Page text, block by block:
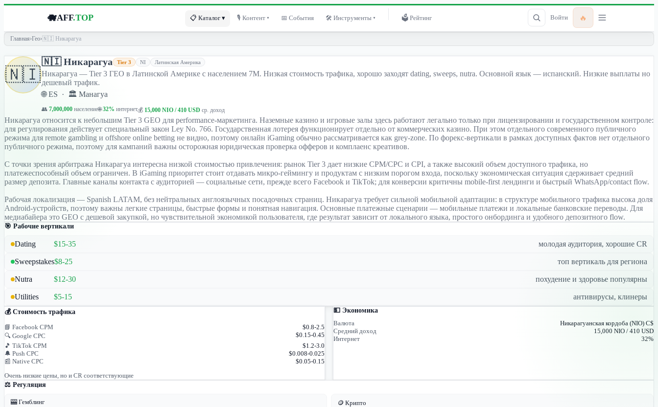
🐗AFF.TOP 📋 Каталог ▾ 🎙 Контент ▾ 📅 События 🛠 Инструменты ▾ 🗳 Рейтинг Войти 🔥
Главная›Гео›🇳🇮 Никарагуа
🇳🇮
🇳🇮 Никарагуа Tier 3 NI Латинская Америка
Никарагуа — Tier 3 ГЕО в Латинской Америке с населением 7М. Низкая стоимость трафика, хорошо заходят dating, sweeps, nutra. Основной язык — испанский. Низкие выплаты но
дешевый трафик.
🌐 ES · 🏛 Манагуа
👥 7,000,000 население🌐32% интернет💰 15,000 NIO / 410 USD ср. доход
Никарагуа относится к небольшим Tier 3 GEO для performance-маркетинга. Наземные казино и игровые залы здесь работают легально только при лицензировании и государственном контроле:
для регулирования действует специальный закон Ley No. 766. Государственная лотерея функционирует отдельно от коммерческих казино. При этом отдельного современного публичного
режима для remote gambling и offshore online betting не видно, поэтому онлайн iGaming обычно рассматривается как grey-zone. По форекс-вертикали в рамках доступных фактов нет отдельного
публичного режима, поэтому для кампаний важны осторожная юридическая проверка офферов и комплаенс креативов.
С точки зрения арбитража Никарагуа интересна низкой стоимостью привлечения: рынок Tier 3 дает низкие CPM/CPC и CPI, а также высокий объем доступного трафика, но
платежеспособный объем ограничен. В iGaming приоритет стоит отдавать микро-геймингу и продуктам с низким порогом входа, поскольку экономическая ситуация сдерживает средний
размер депозита. Главные каналы контакта с аудиторией — социальные сети, прежде всего Facebook и TikTok; для конверсии критичны mobile-first лендинги и быстрый WhatsApp/contact flow.
Рабочая локализация — Spanish LATAM, без нейтральных англоязычных посадочных страниц. Никарагуа требует сильной мобильной адаптации: в структуре мобильного трафика высока доля
Android-устройств, поэтому важны легкие страницы, быстрые формы и понятная навигация. Основные платежные сценарии — мобильные платежи и локальные банковские переводы. Для
медиабайера это GEO с дешевой закупкой, но чувствительной экономикой пользователя, где результат зависит от локального языка, простого онбординга и удобного депозитного flow.
🎯 Рабочие вертикали
Dating $15-35 молодая аудитория, хорошие CR
Sweepstakes$8-25 топ вертикаль для региона
Nutra $12-30 похудение и здоровье популярны
Utilities $5-15 антивирусы, клинеры
💰 Стоимость трафика
📘 Facebook CPM
$0.8-2.5
🔍 Google CPC
$0.15-0.45
🎵 TikTok CPM
$1.2-3.0
🔔 Push CPC
$0.008-0.025
📰 Native CPC
$0.05-0.15
Очень низкие цены, но и CR соответствующие
💵 Экономика
Валюта
Никарагуанская кордоба (NIO) C$
Средний доход
15,000 NIO / 410 USD
Интернет
32%
⚖️ Регуляция
🎰 Гемблинг
🪙 Крипто